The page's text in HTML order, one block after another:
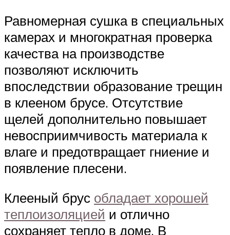
Равномерная сушка в специальных
камерах и многократная проверка
качества на производстве
позволяют исключить
впоследствии образование трещин
в клееном брусе. Отсутствие
щелей дополнительно повышает
невосприимчивость материала к
влаге и предотвращает гниение и
появление плесени.
Клееный брус обладает хорошей
теплоизоляцией и отлично
сохраняет тепло в доме. В